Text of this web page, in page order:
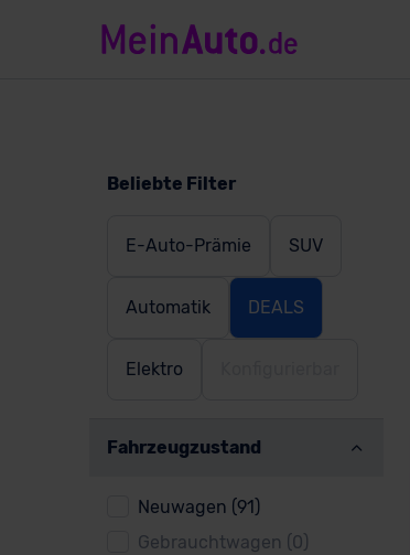
Beliebte Filter
E-Auto-Prämie SUV
Automatik DEALS
Elektro
Fahrzeugzustand
Neuwagen (91)
Gebrauchtwagen (0)